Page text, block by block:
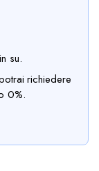
in su.
richiedere
0%.